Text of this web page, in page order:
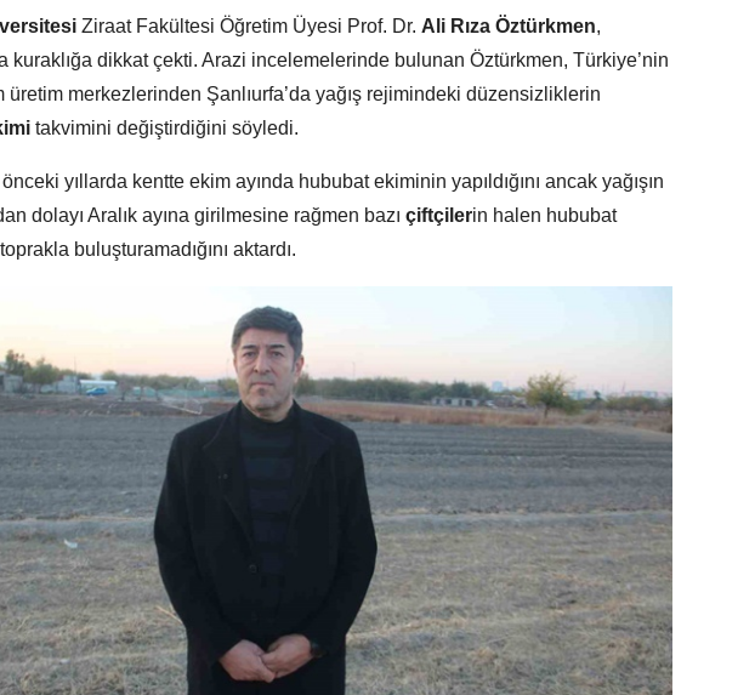
Ziraat Fakültesi Öğretim Üyesi Prof. Dr. Ali Rıza Öztürkmen,
kuraklığa dikkat çekti. Arazi incelemelerinde bulunan Öztürkmen, Türkiye’nin
üretim merkezlerinden Şanlıurfa’da yağış rejimindeki düzensizliklerin
takvimini değiştirdiğini söyledi.
yıllarda kentte ekim ayında hububat ekiminin yapıldığını ancak yağışın
dolayı Aralık ayına girilmesine rağmen bazı çiftçilerin halen hububat
buluşturamadığını aktardı.